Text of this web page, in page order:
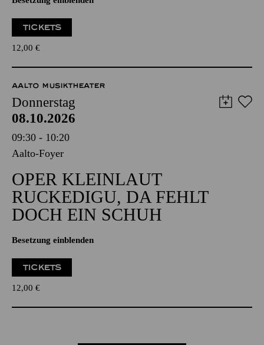
TICKETS
12,00 €
AALTO MUSIKTHEATER
Donnerstag
08.10.2026
09:30 - 10:20
Aalto-Foyer
OPER KLEINLAUT
RUCKEDIGU, DA FEHLT
DOCH EIN SCHUH
Besetzung einblenden
TICKETS
12,00 €